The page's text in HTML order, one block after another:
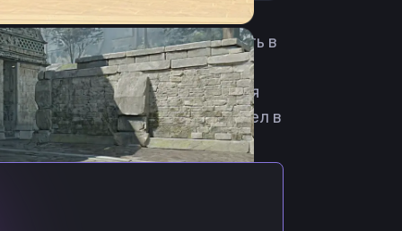
из Португалии. Начинал играть в
значимой для карьеры
в основном составе. 14 апреля
in Pyjamas. В июле 2025 перешел в